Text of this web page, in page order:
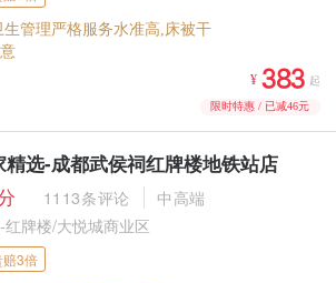
生管理严格服务水准高,床被干
¥  起
限时特惠 / 已减46元
精选-成都武侯祠红牌楼地铁站店
1113条评论
中高端
红牌楼/大悦城商业区
赔3倍